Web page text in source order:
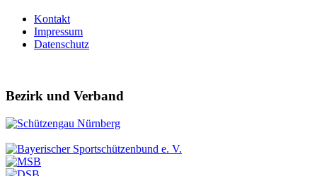
Kontakt
Impressum
Datenschutz
Bezirk und Verband